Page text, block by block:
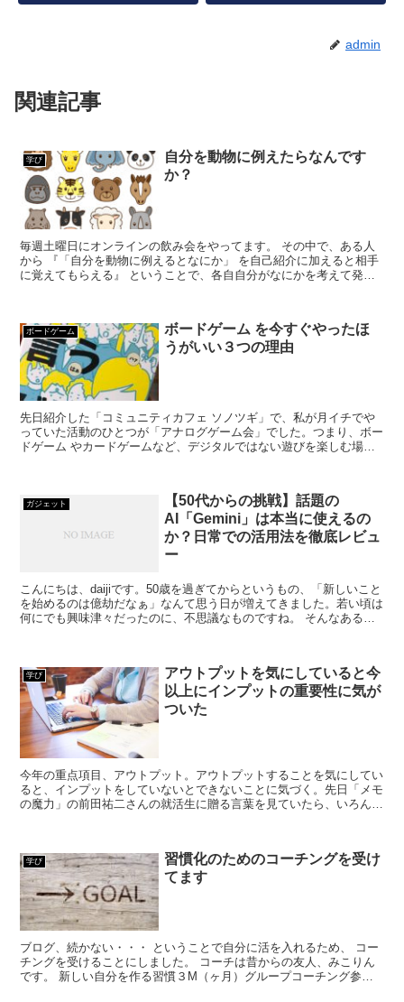
admin
関連記事
学び
自分を動物に例えたらなんです
か？
毎週土曜日にオンラインの飲み会をやってます。 その中で、ある人
から 『「自分を動物に例えるとなにか」 を自己紹介に加えると相手
に覚えてもらえる』 ということで、各自自分がなにかを考えて発表
ボードゲーム
ボードゲーム を今すぐやったほ
うがいい３つの理由
先日紹介した「コミュニティカフェ ソノツギ」で、私が月イチでや
っていた活動のひとつが「アナログゲーム会」でした。つまり、ボー
ドゲーム やカードゲームなど、デジタルではない遊びを楽しむ場。
ガジェット
【50代からの挑戦】話題の
AI「Gemini」は本当に使えるの
か？日常での活用法を徹底レビュ
ー
こんにちは、daijiです。50歳を過ぎてからというもの、「新しいこと
を始めるのは億劫だなぁ」なんて思う日が増えてきました。若い頃は
何にでも興味津々だったのに、不思議なものですね。 そんなある
学び
アウトプットを気にしていると今
以上にインプットの重要性に気が
ついた
今年の重点項目、アウトプット。アウトプットすることを気にしてい
ると、インプットをしていないとできないことに気づく。先日「メモ
の魔力」の前田祐二さんの就活生に贈る言葉を見ていたら、いろんな
学び
習慣化のためのコーチングを受け
てます
ブログ、続かない・・・ ということで自分に活を入れるため、 コー
チングを受けることにしました。 コーチは昔からの友人、みこりん
です。 新しい自分を作る習慣３M（ヶ月）グループコーチング参加